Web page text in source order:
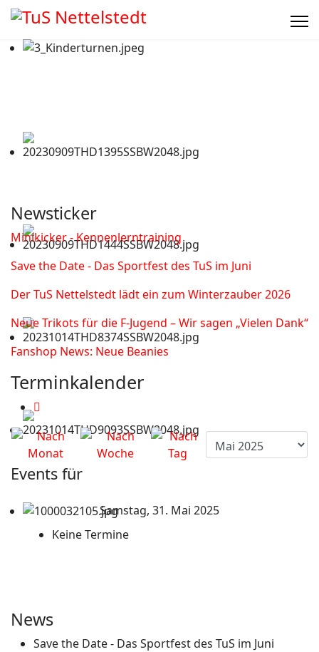
Newsticker
Minikicker - Kennenlerntraining
Save the Date - Das Sportfest des TuS im Juni
Der TuS Nettelstedt lädt ein zum Winterzauber 2026
Neue Trikots für die F-Jugend – Wir sagen „Vielen Dank“
Fanshop News: Neue Beanies
Terminkalender
Events für
Samstag, 31. Mai 2025
Keine Termine
News
Save the Date - Das Sportfest des TuS im Juni